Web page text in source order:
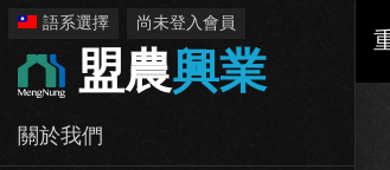
語系選擇 尚未登入會員
盟農興業
關於我們